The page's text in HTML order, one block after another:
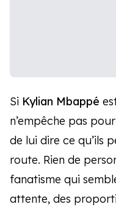
Si Kylian Mbappé
n’empêche pas
de lui dire ce qu’ils
route. Rien de
fanatisme qui
attente, des